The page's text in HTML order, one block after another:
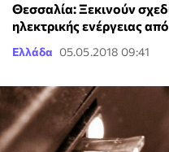
Θεσσαλία: Ξεκινούν
ηλεκτρικής ενέργειας
Ελλάδα 05.05.2018 09:41